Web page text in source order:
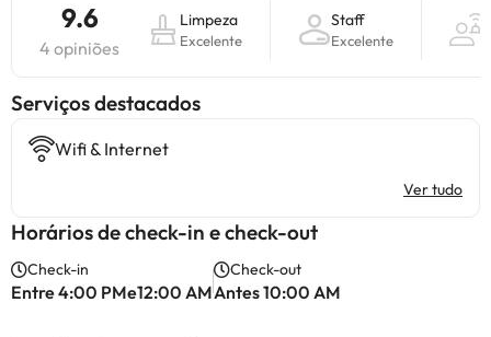
9.6
4 opiniões
Limpeza
Excelente
Staff
Excelente
Serviços destacados
Wifi & Internet
Ver tudo
Horários de check-in e check-out
Check-in
Entre 4:00 PMe12:00 AM
Check-out
Antes 10:00 AM